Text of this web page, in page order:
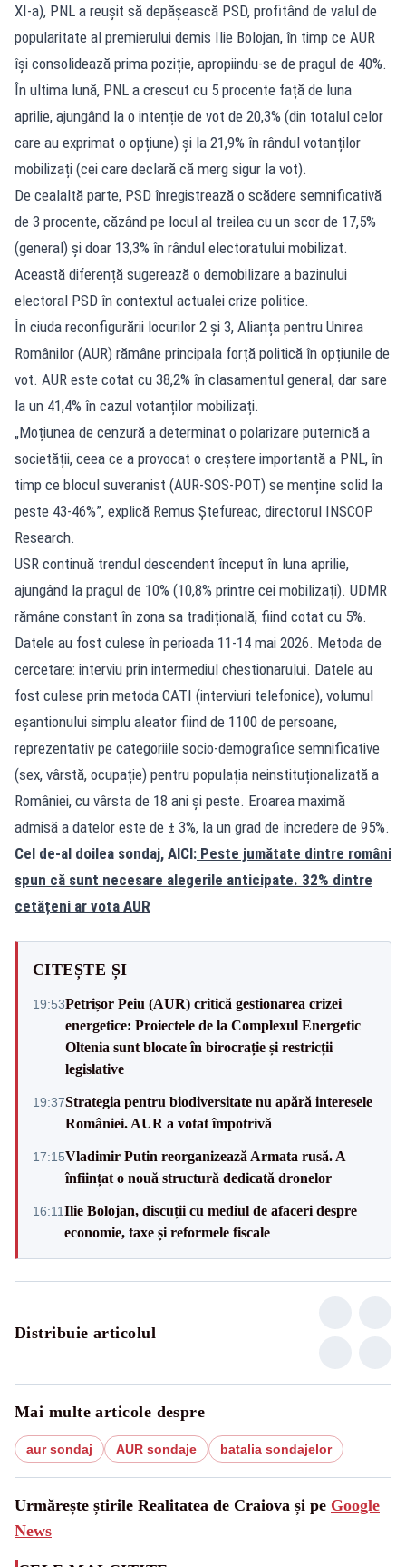
XI-a), PNL a reușit să depășească PSD, profitând de valul de
popularitate al premierului demis Ilie Bolojan, în timp ce AUR
își consolidează prima poziție, apropiindu-se de pragul de 40%.
În ultima lună, PNL a crescut cu 5 procente față de luna
aprilie, ajungând la o intenție de vot de 20,3% (din totalul celor
care au exprimat o opțiune) și la 21,9% în rândul votanților
mobilizați (cei care declară că merg sigur la vot).
De cealaltă parte, PSD înregistrează o scădere semnificativă
de 3 procente, căzând pe locul al treilea cu un scor de 17,5%
(general) și doar 13,3% în rândul electoratului mobilizat.
Această diferență sugerează o demobilizare a bazinului
electoral PSD în contextul actualei crize politice.
În ciuda reconfigurării locurilor 2 și 3, Alianța pentru Unirea
Românilor (AUR) rămâne principala forță politică în opțiunile de
vot. AUR este cotat cu 38,2% în clasamentul general, dar sare
la un 41,4% în cazul votanților mobilizați.
„Moțiunea de cenzură a determinat o polarizare puternică a
societății, ceea ce a provocat o creștere importantă a PNL, în
timp ce blocul suveranist (AUR-SOS-POT) se menține solid la
peste 43-46%”, explică Remus Ștefureac, directorul INSCOP
Research.
USR continuă trendul descendent început în luna aprilie,
ajungând la pragul de 10% (10,8% printre cei mobilizați). UDMR
rămâne constant în zona sa tradițională, fiind cotat cu 5%.
Datele au fost culese în perioada 11-14 mai 2026. Metoda de
cercetare: interviu prin intermediul chestionarului. Datele au
fost culese prin metoda CATI (interviuri telefonice), volumul
eșantionului simplu aleator fiind de 1100 de persoane,
reprezentativ pe categoriile socio-demografice semnificative
(sex, vârstă, ocupație) pentru populația neinstituționalizată a
României, cu vârsta de 18 ani și peste. Eroarea maximă
admisă a datelor este de ± 3%, la un grad de încredere de 95%.
Cel de-al doilea sondaj, AICI: Peste jumătate dintre români
spun că sunt necesare alegerile anticipate. 32% dintre
cetățeni ar vota AUR
CITEȘTE ȘI
19:53Petrișor Peiu (AUR) critică gestionarea crizei
energetice: Proiectele de la Complexul Energetic
Oltenia sunt blocate în birocrație și restricții
legislative
19:37Strategia pentru biodiversitate nu apără interesele
României. AUR a votat împotrivă
17:15Vladimir Putin reorganizează Armata rusă. A
înființat o nouă structură dedicată dronelor
16:11Ilie Bolojan, discuții cu mediul de afaceri despre
economie, taxe și reformele fiscale
Distribuie articolul
Mai multe articole despre
aur sondaj AUR sondaje batalia sondajelor
Urmărește știrile Realitatea de Craiova și pe Google
News